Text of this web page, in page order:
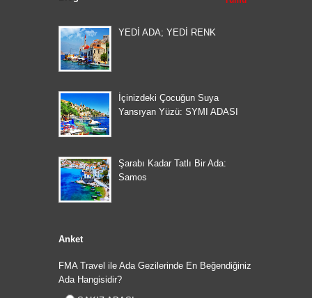
YEDİ ADA; YEDİ RENK
İçinizdeki Çocuğun Suya
Yansıyan Yüzü: SYMI ADASI
Şarabı Kadar Tatlı Bir Ada:
Samos
Anket
FMA Travel ile Ada Gezilerinde En Beğendiğiniz
Ada Hangisidir?